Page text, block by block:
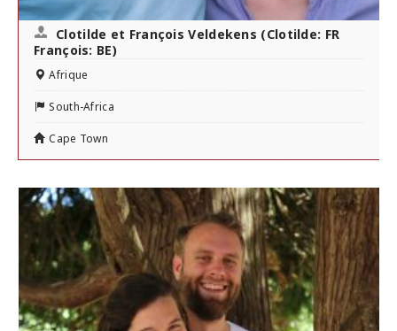
Clotilde et François Veldekens (Clotilde: FR
François: BE)
Afrique
South-Africa
Cape Town